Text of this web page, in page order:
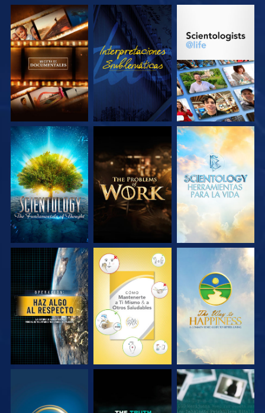
EXPLORA LAS
SERIES
VE
EXPLORA LAS
EXPLORA LAS
SERIES
EXPLORA LAS
SERIES
EXPLORA LAS
SERIES
VE VE VE
VE VE